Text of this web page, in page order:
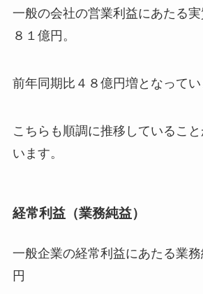
一般の会社の営業利益にあたる
８１億円。
前年同期比４８億円増となってい
こちらも順調に推移しているこ
います。
経常利益（業務純益）
一般企業の経常利益にあたる業
円